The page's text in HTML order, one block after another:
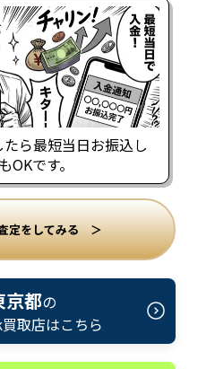
ら最短当日お振込し
OKです。
定をしてみる ＞
京都の
取店はこちら